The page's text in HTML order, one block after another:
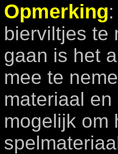
Opmerking
bierviltjes te
gaan is het
mee te
materiaal
mogelijk om